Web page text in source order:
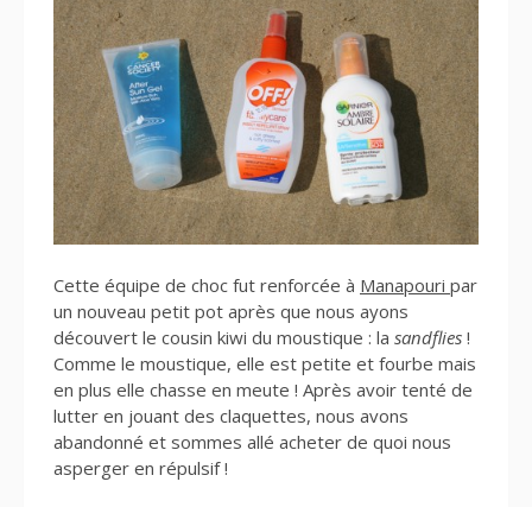
Cette équipe de choc fut renforcée à Manapouri par
un nouveau petit pot après que nous ayons
découvert le cousin kiwi du moustique : la sandflies !
Comme le moustique, elle est petite et fourbe mais
en plus elle chasse en meute ! Après avoir tenté de
lutter en jouant des claquettes, nous avons
abandonné et sommes allé acheter de quoi nous
asperger en répulsif !